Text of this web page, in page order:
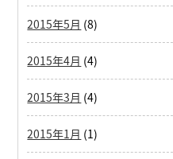
2015年5月 (8)
2015年4月 (4)
2015年3月 (4)
2015年1月 (1)